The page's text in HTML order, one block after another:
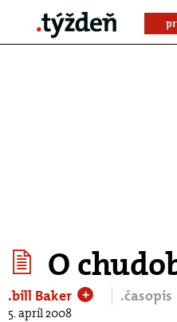
O
.bill Baker + .časopis
5. apríl 2008